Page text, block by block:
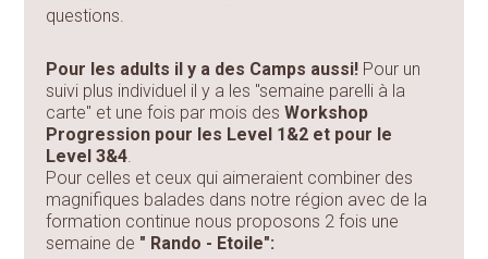
questions.
Pour les adults il y a des Camps aussi! Pour un
suivi plus individuel il y a les "semaine parelli à la
carte" et une fois par mois desWorkshop
Progression pour les Level 1&2 et pour le
Level 3&4.
Pour celles et ceux qui aimeraient combiner des
magnifiques balades dans notre région avec de la
formation continue nous proposons 2 fois une
semaine de " Rando - Etoile":